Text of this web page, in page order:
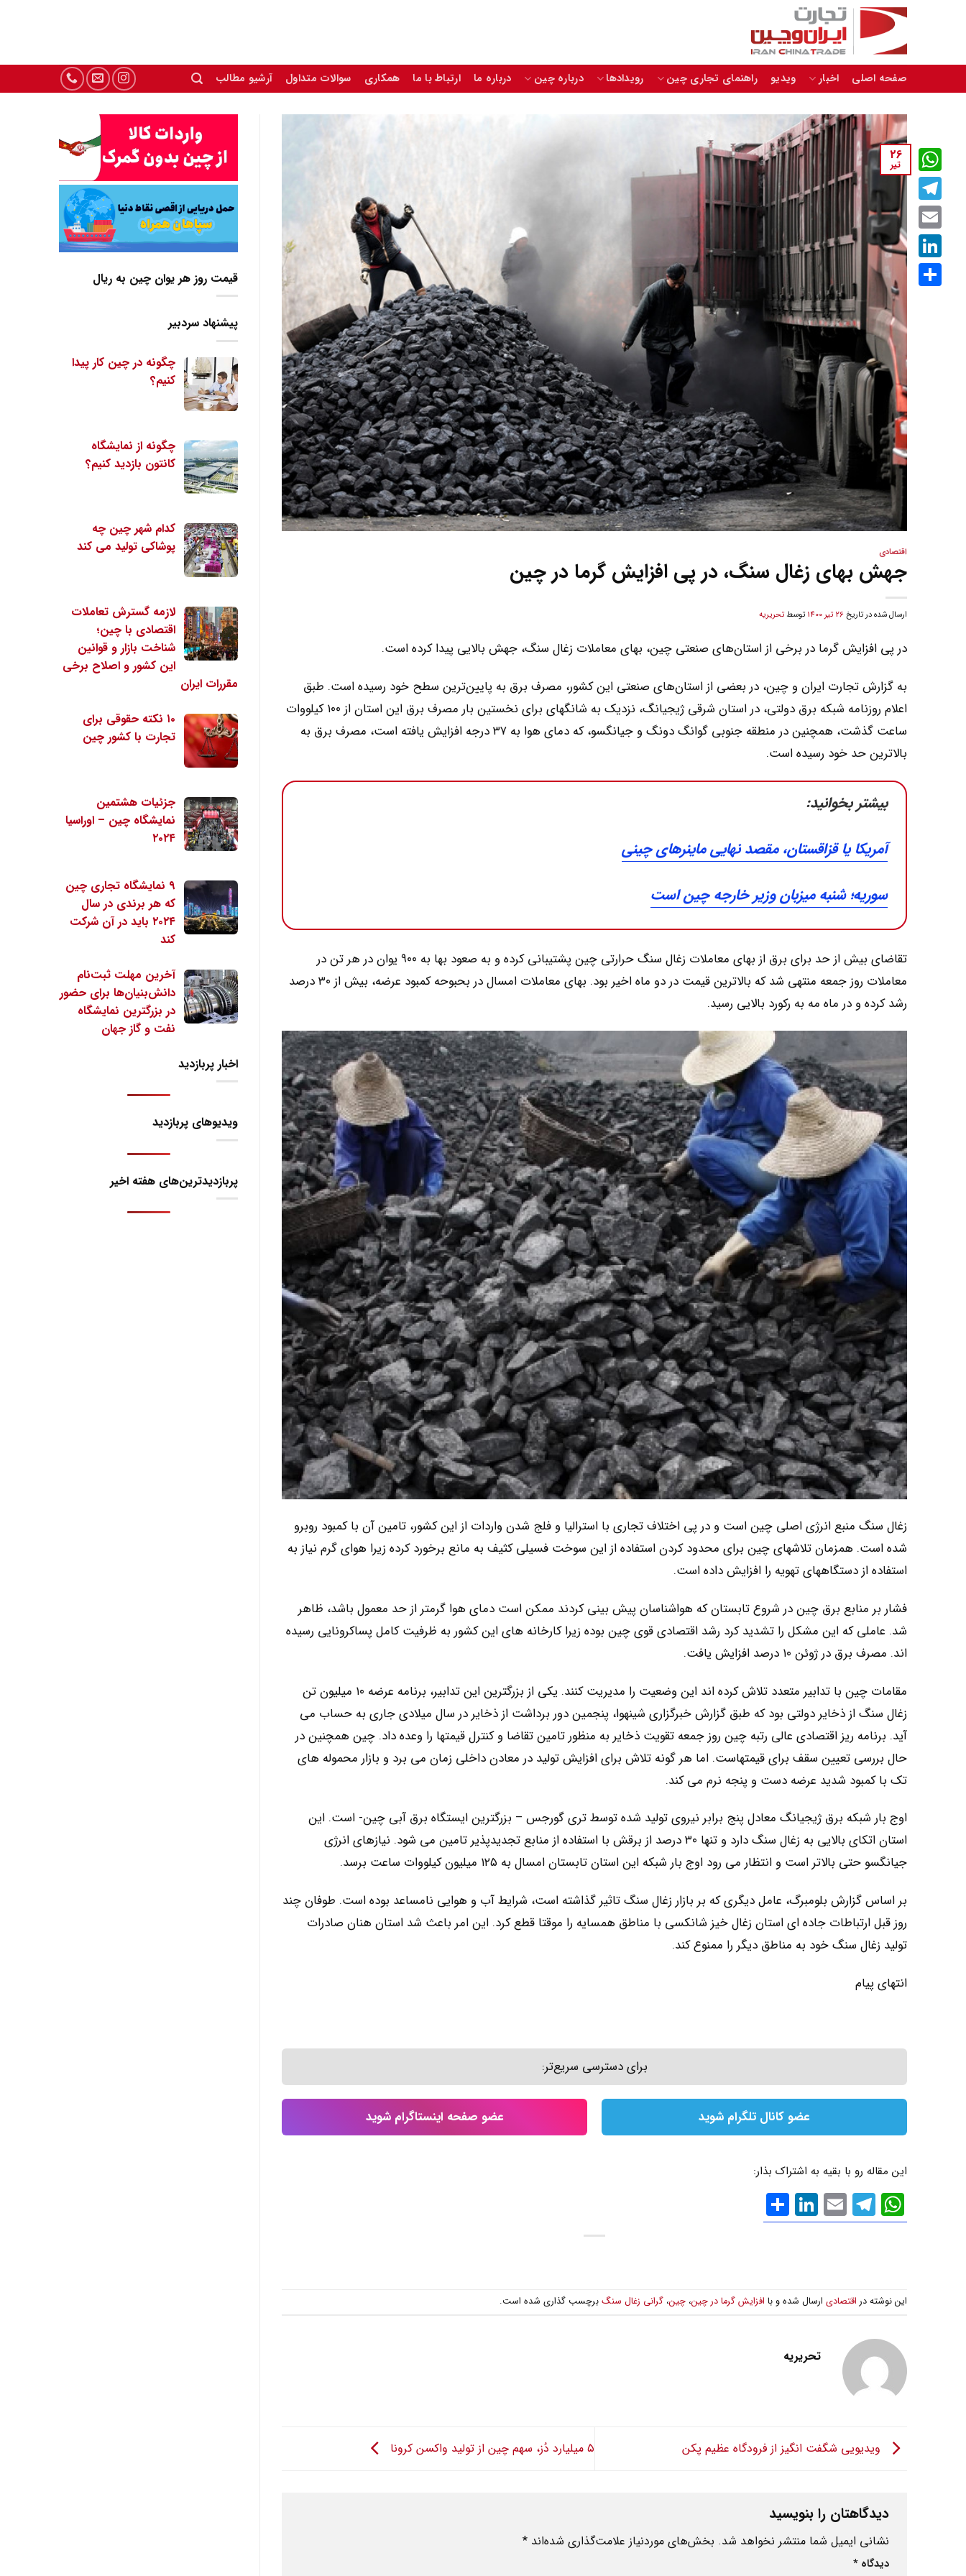
صفحه اصلی اخبار ویدیو راهنمای تجاری چین رویدادها درباره چین درباره ما ارتباط با ما همکاری سوالات متداول آرشیو مطالب
26
تیر
اقتصادی
جهش بهای زغال سنگ، در پی افزایش گرما در چین
ارسال شده در تاریخ 26 تیر 1400 توسطتحریریه
در پی افزایش گرما در برخی از استان‌های صنعتی چین، بهای معاملات زغال سنگ، جهش بالایی پیدا کرده است.
به گزارش تجارت ایران و چین، در بعضی از استان‌های صنعتی این کشور، مصرف برق به پایین‌ترین سطح خود رسیده است. طبق
اعلام روزنامه شبکه برق دولتی، در استان شرقی ژیجیانگ، نزدیک به شانگهای برای نخستین بار مصرف برق این استان از ۱۰۰ کیلووات
ساعت گذشت، همچنین در منطقه جنوبی گوانگ دونگ و جیانگسو، که دمای هوا به ۳۷ درجه افزایش یافته است، مصرف برق به
بالاترین حد خود رسیده است.
بیشتر بخوانید:
آمریکا یا قزاقستان، مقصد نهایی ماینرهای چینی
سوریه؛ شنبه میزبان وزیر خارجه چین است
تقاضای بیش از حد برای برق از بهای معاملات زغال سنگ حرارتی چین پشتیبانی کرده و به صعود بها به ۹۰۰ یوان در هر تن در
معاملات روز جمعه منتهی شد که بالاترین قیمت در دو ماه اخیر بود. بهای معاملات امسال در بحبوحه کمبود عرضه، بیش از ۳۰ درصد
رشد کرده و در ماه مه به رکورد بالایی رسید.
زغال سنگ منبع انرژی اصلی چین است و در پی اختلاف تجاری با استرالیا و فلج شدن واردات از این کشور، تامین آن با کمبود روبرو
شده است. همزمان تلاشهای چین برای محدود کردن استفاده از این سوخت فسیلی کثیف به مانع برخورد کرده زیرا هوای گرم نیاز به
استفاده از دستگاههای تهویه را افزایش داده است.
فشار بر منابع برق چین در شروع تابستان که هواشناسان پیش بینی کردند ممکن است دمای هوا گرمتر از حد معمول باشد، ظاهر
شد. عاملی که این مشکل را تشدید کرد رشد اقتصادی قوی چین بوده زیرا کارخانه های این کشور به ظرفیت کامل پساکرونایی رسیده
اند. مصرف برق در ژوئن ۱۰ درصد افزایش یافت.
مقامات چین با تدابیر متعدد تلاش کرده اند این وضعیت را مدیریت کنند. یکی از بزرگترین این تدابیر، برنامه عرضه ۱۰ میلیون تن
زغال سنگ از ذخایر دولتی بود که طبق گزارش خبرگزاری شینهوا، پنجمین دور برداشت از ذخایر در سال میلادی جاری به حساب می
آید. برنامه ریز اقتصادی عالی رتبه چین روز جمعه تقویت ذخایر به منظور تامین تقاضا و کنترل قیمتها را وعده داد. چین همچنین در
حال بررسی تعیین سقف برای قیمتهاست. اما هر گونه تلاش برای افزایش تولید در معادن داخلی زمان می برد و بازار محموله های
تک با کمبود شدید عرضه دست و پنجه نرم می کند.
اوج بار شبکه برق ژیجیانگ معادل پنج برابر نیروی تولید شده توسط تری گورجس – بزرگترین ایستگاه برق آبی چین- است. این
استان اتکای بالایی به زغال سنگ دارد و تنها ۳۰ درصد از برقش با استفاده از منابع تجدیدپذیر تامین می شود. نیازهای انرژی
جیانگسو حتی بالاتر است و انتظار می رود اوج بار شبکه این استان تابستان امسال به ۱۲۵ میلیون کیلووات ساعت برسد.
بر اساس گزارش بلومبرگ، عامل دیگری که بر بازار زغال سنگ تاثیر گذاشته است، شرایط آب و هوایی نامساعد بوده است. طوفان چند
روز قبل ارتباطات جاده ای استان زغال خیز شانکسی با مناطق همسایه را موقتا قطع کرد. این امر باعث شد استان هنان صادرات
تولید زغال سنگ خود به مناطق دیگر را ممنوع کند.
انتهای پیام
برای دسترسی سریع‌تر:
عضو کانال تلگرام شوید عضو صفحه اینستاگرام شوید
این مقاله رو با بقیه به اشتراک بذار:
WhatsApp
Telegram
Email
LinkedIn
گذاری
این نوشته در اقتصادی ارسال شده و با افزایش گرما در چین، چین، گرانی زغال سنگ برچسب گذاری شده است.
تحریریه
ویدیویی شگفت انگیز از فرودگاه عظیم پکن ۵ میلیارد دُز، سهم چین از تولید واکسن کرونا
دیدگاهتان را بنویسید
نشانی ایمیل شما منتشر نخواهد شد. بخش‌های موردنیاز علامت‌گذاری شده‌اند *
دیدگاه *
قیمت روز هر یوان چین به ریال
پیشنهاد سردبیر
چگونه در چین کار پیدا
کنیم؟
چگونه از نمایشگاه
کانتون بازدید کنیم؟
کدام شهر چین چه
پوشاکی تولید می کند
لازمه گسترش تعاملات
اقتصادی با چین؛
شناخت بازار و قوانین
این کشور و اصلاح برخی
مقررات ایران
۱۰ نکته حقوقی برای
تجارت با کشور چین
جزئیات هشتمین
نمایشگاه چین – اوراسیا
۲۰۲۴
۹ نمایشگاه تجاری چین
که هر برندی در سال
۲۰۲۴ باید در آن شرکت
کند
آخرین مهلت ثبت‌نام
دانش‌بنیان‌ها برای حضور
در بزرگترین نمایشگاه
نفت و گاز جهان
اخبار پربازدید
ویدیوهای پربازدید
پربازدیدترین‌های هفته اخیر
WhatsApp
Telegram
Email
LinkedIn